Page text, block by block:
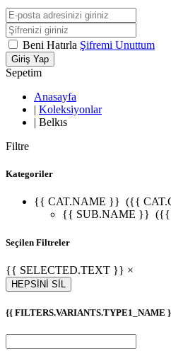
Beni Hatırla Şifremi Unuttum
Giriş Yap
Sepetim
Anasayfa
| Koleksiyonlar
| Belkıs
Filtre
Kategoriler
{{ CAT.NAME }} ({{
{{ SUB.NAME }} ({{
Seçilen Filtreler
{{ SELECTED.TEXT }} ×
HEPSİNİ SİL
{{ FILTERS.VARIANTS.TYPE1_NAME